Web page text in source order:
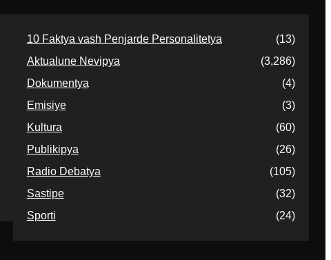
10 Faktya vash Penjarde Personalitetya
(13)
Aktualune Nevipya
(3,286)
Dokumentya
(4)
Emisiye
(3)
Kultura
(60)
Publikipya
(26)
Radio Debatya
(105)
Sastipe
(32)
Sporti
(24)